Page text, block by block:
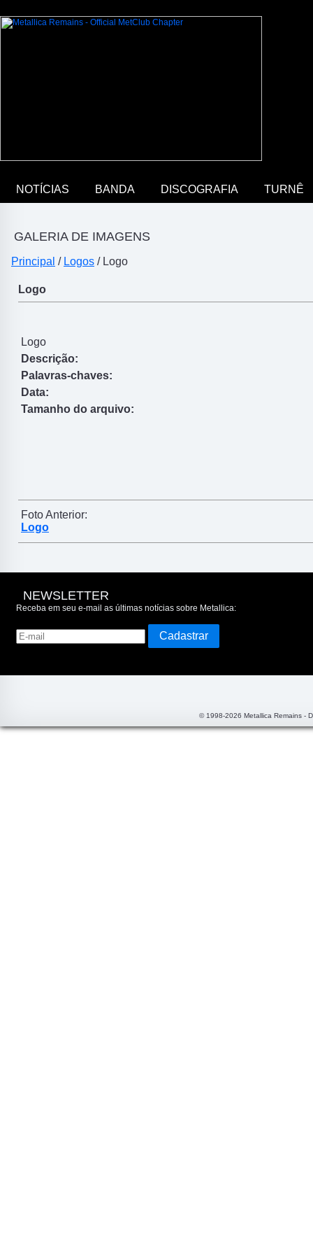
NOTÍCIAS BANDA DISCOGRAFIA TURNÊ
GALERIA DE IMAGENS
Principal / Logos / Logo
Logo
Logo
Descrição:
Palavras-chaves:
Data:
Tamanho do arquivo:
Foto Anterior:
Logo
NEWSLETTER
Receba em seu e-mail as últimas notícias sobre Metallica:
© 1998-2026 Metallica Remains -